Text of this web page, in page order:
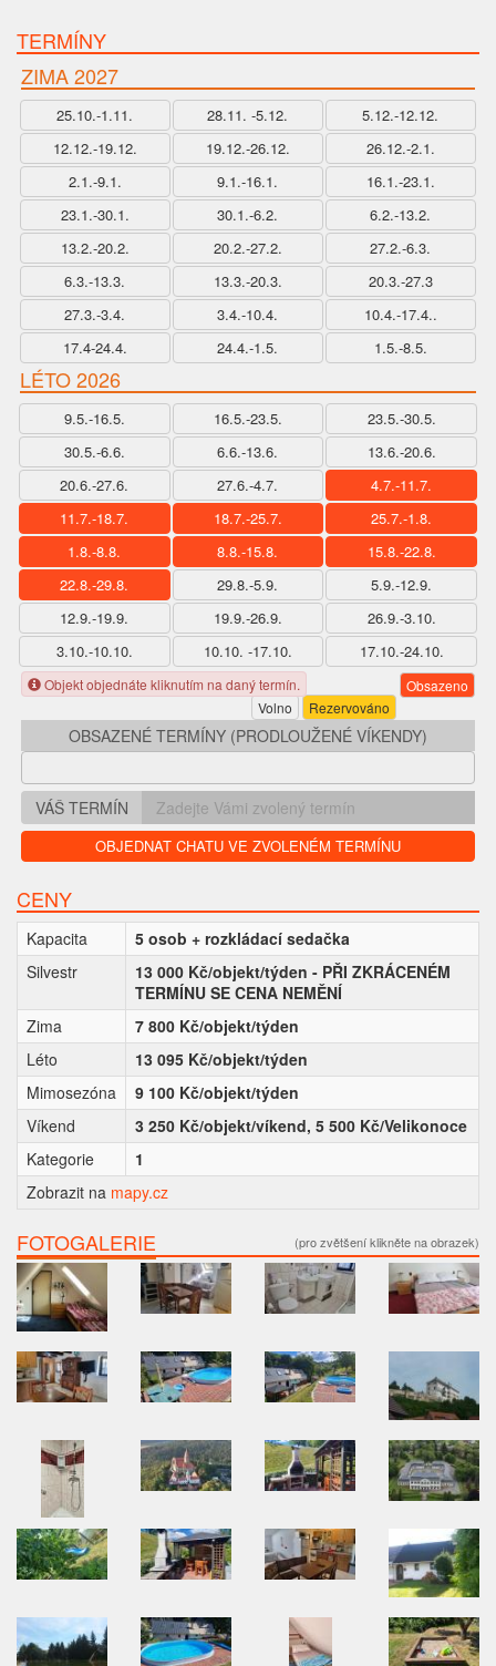
TERMÍNY
ZIMA 2027
25.10.-1.11. 28.11. -5.12.
5.12.-12.12.
12.12.-19.12.
19.12.-26.12.
26.12.-2.1.
2.1.-9.1.
9.1.-16.1.
16.1.-23.1.
23.1.-30.1.
30.1.-6.2.
6.2.-13.2.
13.2.-20.2.
20.2.-27.2.
27.2.-6.3.
6.3.-13.3.
13.3.-20.3.
20.3.-27.3
27.3.-3.4.
3.4.-10.4.
10.4.-17.4..
17.4-24.4.
24.4.-1.5. 1.5.-8.5.
LÉTO 2026
9.5.-16.5. 16.5.-23.5.
23.5.-30.5.
30.5.-6.6.
6.6.-13.6.
13.6.-20.6.
20.6.-27.6.
27.6.-4.7.
4.7.-11.7.
11.7.-18.7.
18.7.-25.7.
25.7.-1.8.
1.8.-8.8.
8.8.-15.8.
15.8.-22.8.
22.8.-29.8.
29.8.-5.9.
5.9.-12.9.
12.9.-19.9.
19.9.-26.9.
26.9.-3.10.
3.10.-10.10.
10.10. -17.10. 17.10.-24.10.
Objekt objednáte kliknutím na daný termín.
Obsazeno
Rezervováno
Volno
OBSAZENÉ TERMÍNY (PRODLOUŽENÉ VÍKENDY)
VÁŠ TERMÍN
OBJEDNAT CHATU VE ZVOLENÉM TERMÍNU
CENY
Kapacita
5 osob + rozkládací sedačka
Silvestr
13 000 Kč/objekt/týden - PŘI ZKRÁCENÉM
TERMÍNU SE CENA NEMĚNÍ
Zima
7 800 Kč/objekt/týden
Léto
13 095 Kč/objekt/týden
Mimosezóna
9 100 Kč/objekt/týden
Víkend
3 250 Kč/objekt/víkend, 5 500 Kč/Velikonoce
Kategorie
1
Zobrazit na mapy.cz
FOTOGALERIE (pro zvětšení klikněte na obrazek)